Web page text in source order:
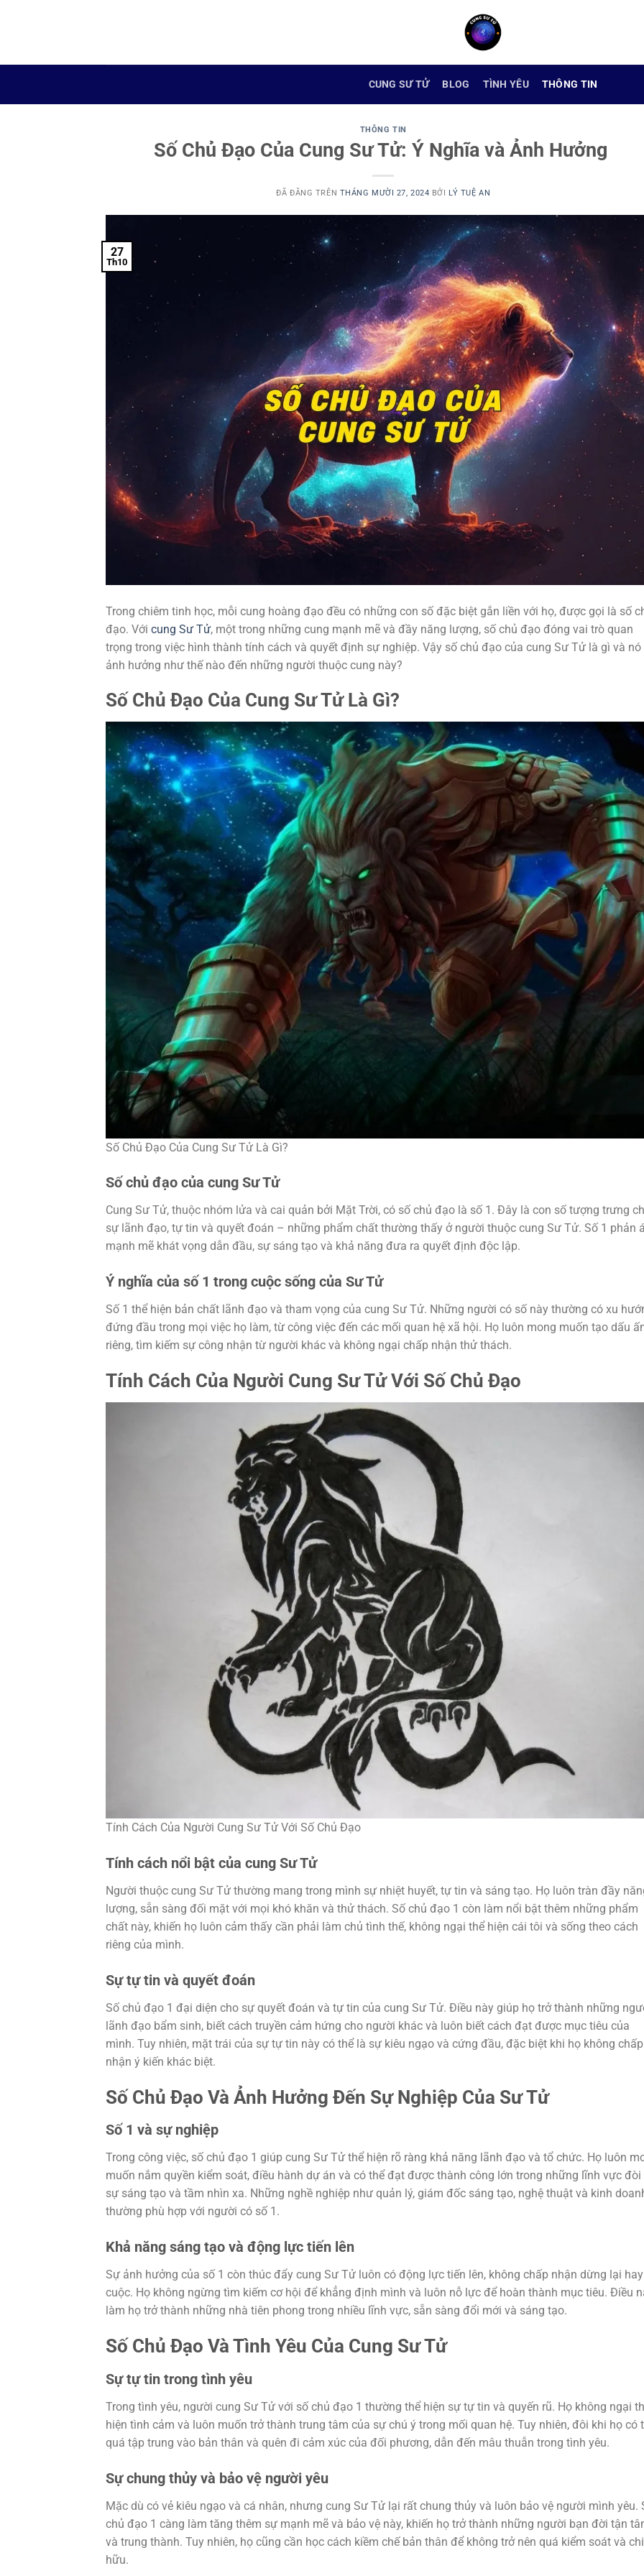
dung
CUNG SƯ TỬ BLOG TÌNH YÊU THÔNG TIN
THÔNG TIN
Số Chủ Đạo Của Cung Sư Tử: Ý Nghĩa và Ảnh Hưởng
ĐÃ ĐĂNG TRÊN THÁNG MƯỜI 27, 2024 BỞI LÝ TUỆ AN
27
Th10
Trong chiêm tinh học, mỗi cung hoàng đạo đều có những con số đặc biệt gắn liền với họ, được gọi là số
đạo. Với cung Sư Tử, một trong những cung mạnh mẽ và đầy năng lượng, số chủ đạo đóng vai trò quan
trọng trong việc hình thành tính cách và quyết định sự nghiệp. Vậy số chủ đạo của cung Sư Tử là gì và nó
ảnh hưởng như thế nào đến những người thuộc cung này?
Số Chủ Đạo Của Cung Sư Tử Là Gì?
Số Chủ Đạo Của Cung Sư Tử Là Gì?
Số chủ đạo của cung Sư Tử
Cung Sư Tử, thuộc nhóm lửa và cai quản bởi Mặt Trời, có số chủ đạo là số 1. Đây là con số tượng trưng
sự lãnh đạo, tự tin và quyết đoán – những phẩm chất thường thấy ở người thuộc cung Sư Tử. Số 1 phản
mạnh mẽ khát vọng dẫn đầu, sự sáng tạo và khả năng đưa ra quyết định độc lập.
Ý nghĩa của số 1 trong cuộc sống của Sư Tử
Số 1 thể hiện bản chất lãnh đạo và tham vọng của cung Sư Tử. Những người có số này thường có xu
đứng đầu trong mọi việc họ làm, từ công việc đến các mối quan hệ xã hội. Họ luôn mong muốn tạo dấu
riêng, tìm kiếm sự công nhận từ người khác và không ngại chấp nhận thử thách.
Tính Cách Của Người Cung Sư Tử Với Số Chủ Đạo
Tính Cách Của Người Cung Sư Tử Với Số Chủ Đạo
Tính cách nổi bật của cung Sư Tử
Người thuộc cung Sư Tử thường mang trong mình sự nhiệt huyết, tự tin và sáng tạo. Họ luôn tràn đầy
lượng, sẵn sàng đối mặt với mọi khó khăn và thử thách. Số chủ đạo 1 còn làm nổi bật thêm những phẩm
chất này, khiến họ luôn cảm thấy cần phải làm chủ tình thế, không ngại thể hiện cái tôi và sống theo cách
riêng của mình.
Sự tự tin và quyết đoán
Số chủ đạo 1 đại diện cho sự quyết đoán và tự tin của cung Sư Tử. Điều này giúp họ trở thành những
lãnh đạo bẩm sinh, biết cách truyền cảm hứng cho người khác và luôn biết cách đạt được mục tiêu của
mình. Tuy nhiên, mặt trái của sự tự tin này có thể là sự kiêu ngạo và cứng đầu, đặc biệt khi họ không chấp
nhận ý kiến khác biệt.
Số Chủ Đạo Và Ảnh Hưởng Đến Sự Nghiệp Của Sư Tử
Số 1 và sự nghiệp
Trong công việc, số chủ đạo 1 giúp cung Sư Tử thể hiện rõ ràng khả năng lãnh đạo và tổ chức. Họ luôn
muốn nắm quyền kiểm soát, điều hành dự án và có thể đạt được thành công lớn trong những lĩnh vực đòi
sự sáng tạo và tầm nhìn xa. Những nghề nghiệp như quản lý, giám đốc sáng tạo, nghệ thuật và kinh
thường phù hợp với người có số 1.
Khả năng sáng tạo và động lực tiến lên
Sự ảnh hưởng của số 1 còn thúc đẩy cung Sư Tử luôn có động lực tiến lên, không chấp nhận dừng lại
cuộc. Họ không ngừng tìm kiếm cơ hội để khẳng định mình và luôn nỗ lực để hoàn thành mục tiêu. Điều
làm họ trở thành những nhà tiên phong trong nhiều lĩnh vực, sẵn sàng đổi mới và sáng tạo.
Số Chủ Đạo Và Tình Yêu Của Cung Sư Tử
Sự tự tin trong tình yêu
Trong tình yêu, người cung Sư Tử với số chủ đạo 1 thường thể hiện sự tự tin và quyến rũ. Họ không ngại
hiện tình cảm và luôn muốn trở thành trung tâm của sự chú ý trong mối quan hệ. Tuy nhiên, đôi khi họ có
quá tập trung vào bản thân và quên đi cảm xúc của đối phương, dẫn đến mâu thuẫn trong tình yêu.
Sự chung thủy và bảo vệ người yêu
Mặc dù có vẻ kiêu ngạo và cá nhân, nhưng cung Sư Tử lại rất chung thủy và luôn bảo vệ người mình yêu.
chủ đạo 1 càng làm tăng thêm sự mạnh mẽ và bảo vệ này, khiến họ trở thành những người bạn đời tận
và trung thành. Tuy nhiên, họ cũng cần học cách kiềm chế bản thân để không trở nên quá kiểm soát và
hữu.